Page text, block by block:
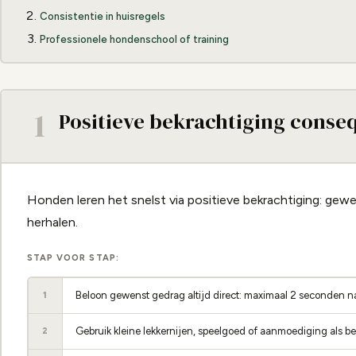
Consistentie in huisregels
Professionele hondenschool of training
1 Positieve bekrachtiging
Honden leren het snelst via positieve bekrachtiging:
herhalen.
STAP VOOR STAP:
1 Beloon gewenst gedrag altijd direct: maximaal 2 seconden
2 Gebruik kleine lekkernijen, speelgoed of aanmoediging als